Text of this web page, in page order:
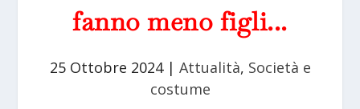
fanno meno figli...
25 Ottobre 2024| Attualità, Società e
costume